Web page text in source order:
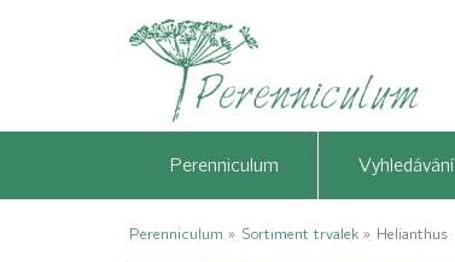
Perenniculum Vyhledávání
Perenniculum » Sortiment trvalek » Helianthus